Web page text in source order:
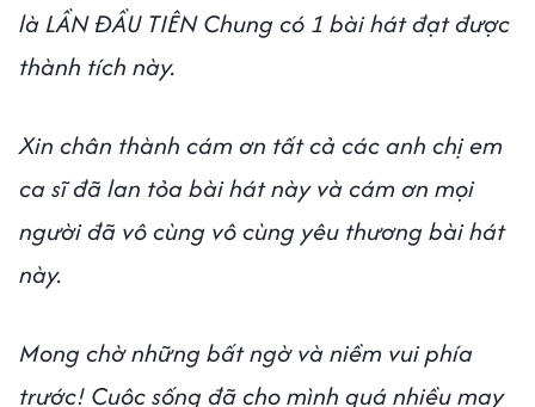
là LẦN ĐẦU TIÊN Chung có 1 bài hát đạt được
thành tích này.
Xin chân thành cám ơn tất cả các anh chị em
ca sĩ đã lan tỏa bài hát này và cám ơn mọi
người đã vô cùng vô cùng yêu thương bài hát
này.
Mong chờ những bất ngờ và niềm vui phía
trước! Cuộc sống đã cho mình quá nhiều may